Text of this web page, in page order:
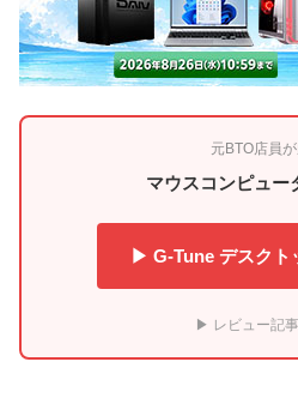
元BTO店員
マウスコンピュー
▶ G-Tune デスクト
▶ レビュー記